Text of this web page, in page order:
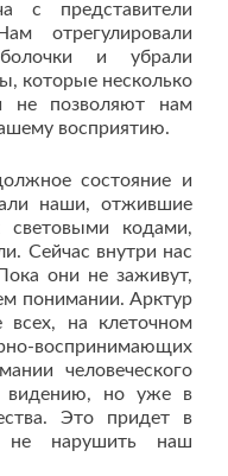
с представители
отрегулировали
и убрали
которые несколько
не позволяют нам
восприятию.
состояние и
наши, отжившие
световыми кодами,
Сейчас внутри нас
они не заживут,
понимании. Арктур
всех, на клеточном
воспринимающих
человеческого
видению, но уже в
Это придет в
не нарушить наш